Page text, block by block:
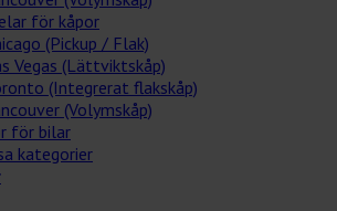
för kåpor
(Pickup / Flak)
Vegas (Lättviktskåp)
(Integrerat flakskåp)
(Volymskåp)
för bilar
kategorier